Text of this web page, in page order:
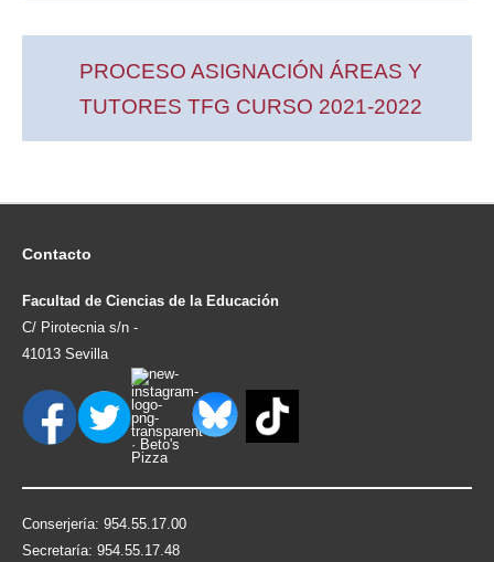
PROCESO ASIGNACIÓN ÁREAS Y
TUTORES TFG CURSO 2021-2022
Contacto
Facultad de Ciencias de la Educación
C/ Pirotecnia s/n -
41013 Sevilla
Conserjería: 954.55.17.00
Secretaría: 954.55.17.48